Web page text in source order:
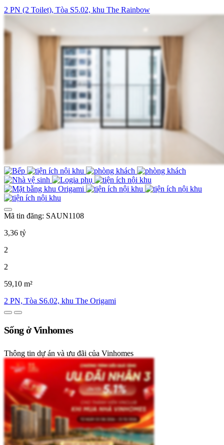
2 PN (2 Toilet), Tòa S5.02, khu The Rainbow
Mã tin đăng: SAUN1108
3,36 tỷ
2
2
59,10 m²
2 PN, Tòa S6.02, khu The Origami
Sống ở Vinhomes
Thông tin dự án và ưu đãi của Vinhomes